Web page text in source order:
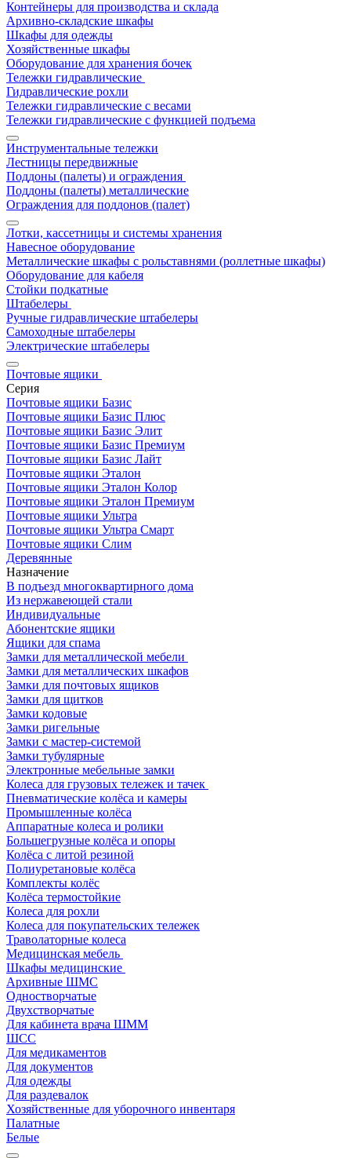
Контейнеры для производства и склада
Архивно-складские шкафы
Шкафы для одежды
Хозяйственные шкафы
Оборудование для хранения бочек
Тележки гидравлические
Гидравлические рохли
Тележки гидравлические с весами
Тележки гидравлические с функцией подъема
Инструментальные тележки
Лестницы передвижные
Поддоны (палеты) и ограждения
Поддоны (палеты) металлические
Ограждения для поддонов (палет)
Лотки, кассетницы и системы хранения
Навесное оборудование
Металлические шкафы с рольставнями (роллетные шкафы)
Оборудование для кабеля
Стойки подкатные
Штабелеры
Ручные гидравлические штабелеры
Самоходные штабелеры
Электрические штабелеры
Почтовые ящики
Серия
Почтовые ящики Базис
Почтовые ящики Базис Плюс
Почтовые ящики Базис Элит
Почтовые ящики Базис Премиум
Почтовые ящики Базис Лайт
Почтовые ящики Эталон
Почтовые ящики Эталон Колор
Почтовые ящики Эталон Премиум
Почтовые ящики Ультра
Почтовые ящики Ультра Смарт
Почтовые ящики Слим
Деревянные
Назначение
В подъезд многоквартирного дома
Из нержавеющей стали
Индивидуальные
Абонентские ящики
Ящики для спама
Замки для металлической мебели
Замки для металлических шкафов
Замки для почтовых ящиков
Замки для щитков
Замки кодовые
Замки ригельные
Замки с мастер-системой
Замки тубулярные
Электронные мебельные замки
Колеса для грузовых тележек и тачек
Пневматические колёса и камеры
Промышленные колёса
Аппаратные колеса и ролики
Большегрузные колёса и опоры
Колёса с литой резиной
Полиуретановые колёса
Комплекты колёс
Колёса термостойкие
Колеса для рохли
Колеса для покупательских тележек
Траволаторные колеса
Медицинская мебель
Шкафы медицинские
Архивные ШМС
Одностворчатые
Двухстворчатые
Для кабинета врача ШММ
ШСС
Для медикаментов
Для документов
Для одежды
Для раздевалок
Хозяйственные для уборочного инвентаря
Палатные
Белые